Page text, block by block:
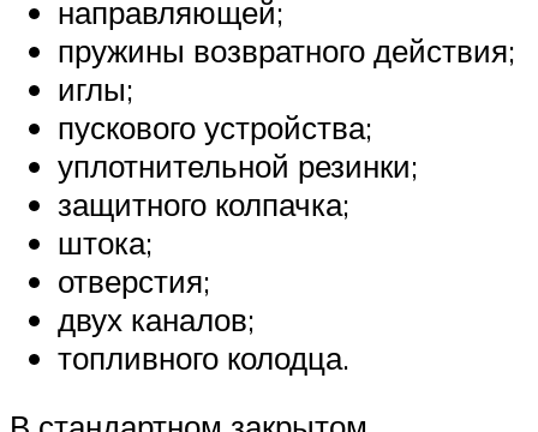
направляющей;
пружины возвратного действия;
иглы;
пускового устройства;
уплотнительной резинки;
защитного колпачка;
штока;
отверстия;
двух каналов;
топливного колодца.